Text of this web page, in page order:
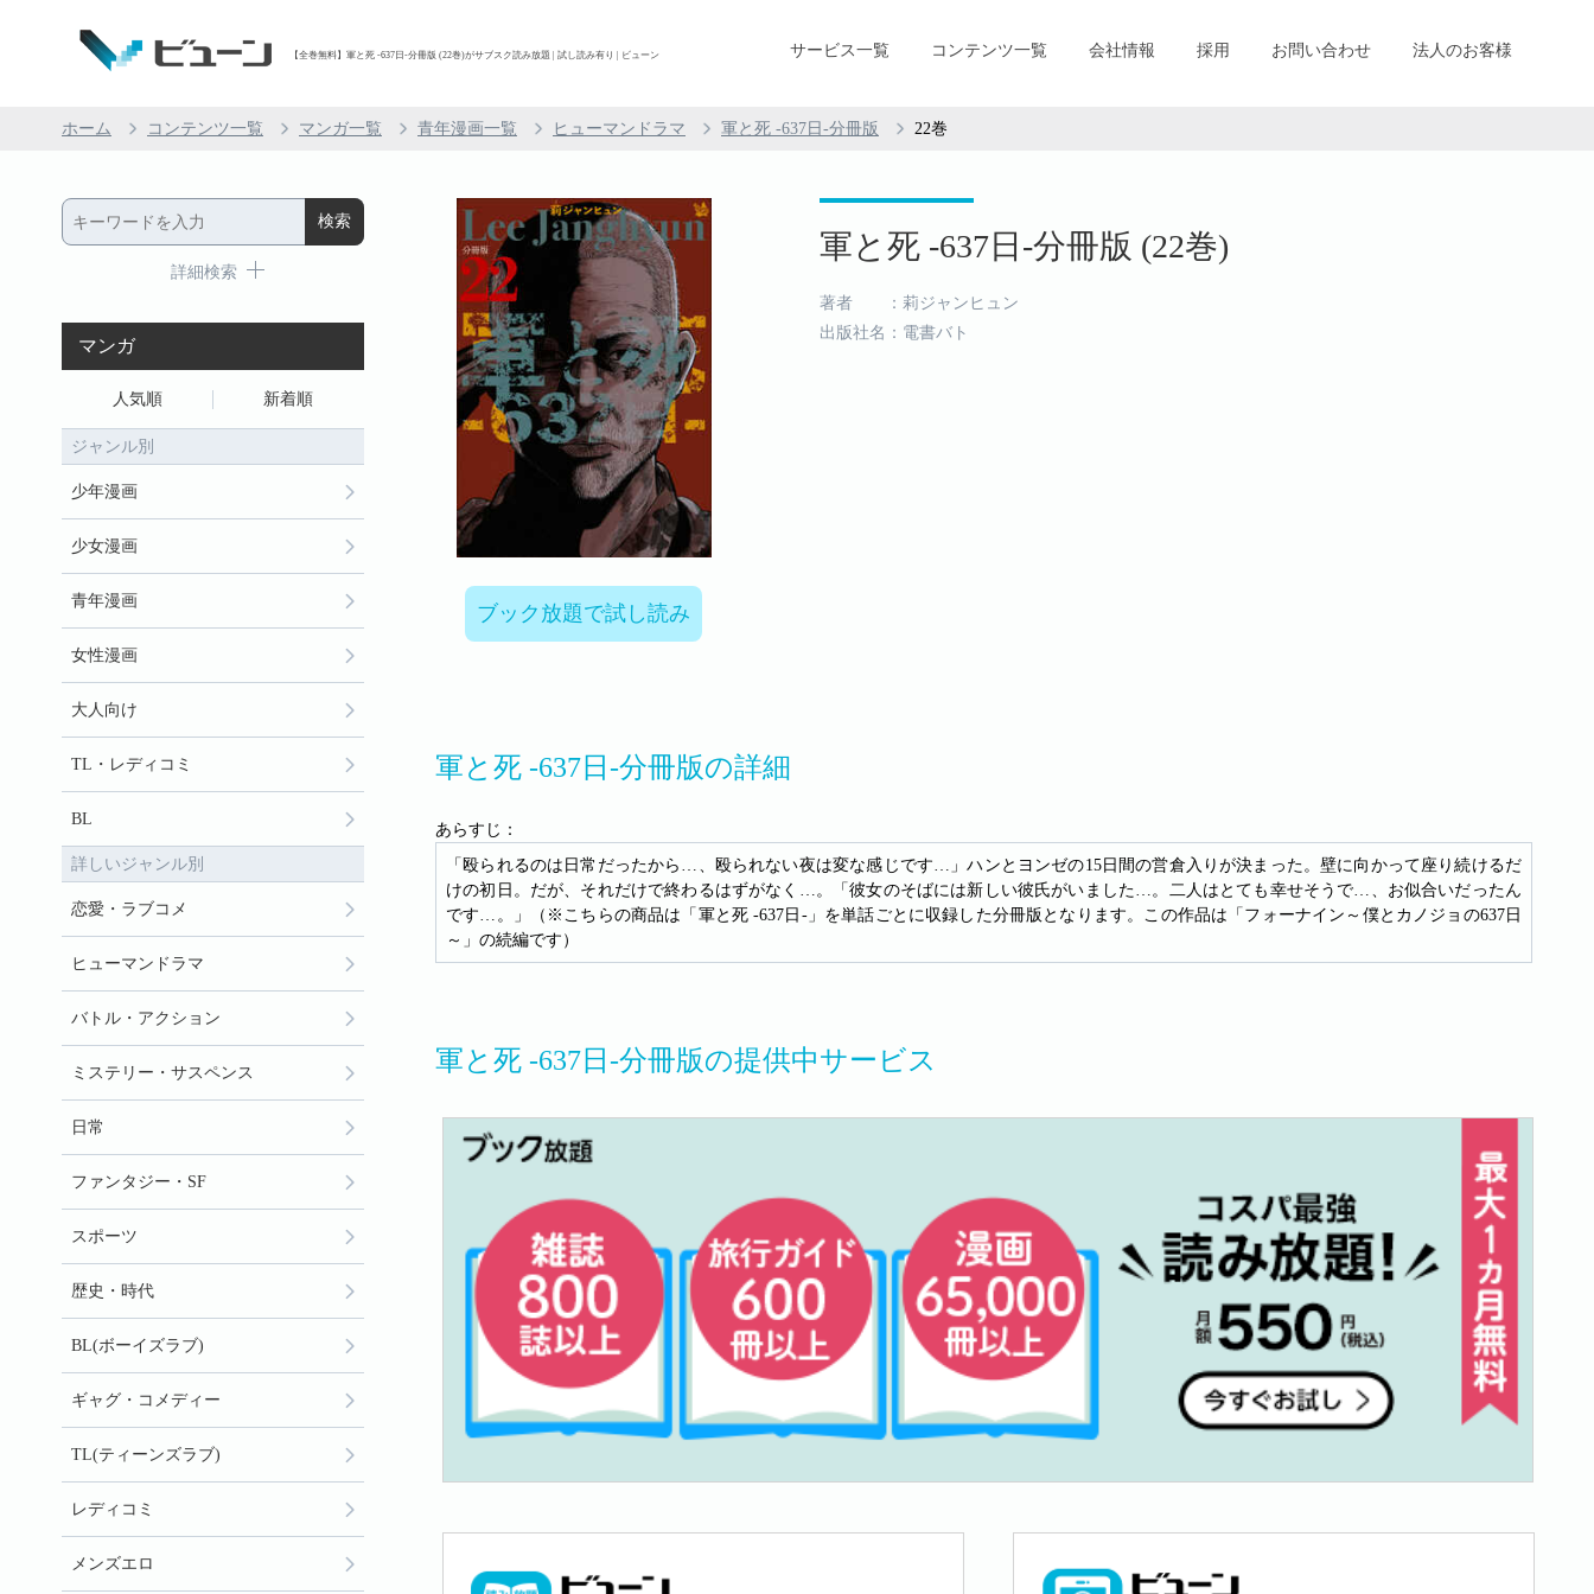
【全巻無料】軍と死 -637日-分冊版 (22巻)がサブスク読み放題 | 試し読み有り | ビューン サービス一覧 コンテンツ一覧 会社情報 採用 お問い合わせ 法人のお客様
ホーム コンテンツ一覧 マンガ一覧 青年漫画一覧 ヒューマンドラマ 軍と死 -637日-分冊版 22巻
ブック放題で試し読み
軍と死 -637日-分冊版 (22巻)
著者 ：莉ジャンヒュン
出版社名：電書バト
軍と死 -637日-分冊版の詳細
あらすじ：
「殴られるのは日常だったから…、殴られない夜は変な感じです…」ハンとヨンゼの15日間の営倉入りが決まった。壁に向かって座り続けるだ
けの初日。だが、それだけで終わるはずがなく…。「彼女のそばには新しい彼氏がいました…。二人はとても幸せそうで…、お似合いだったん
です…。」（※こちらの商品は「軍と死 -637日-」を単話ごとに収録した分冊版となります。この作品は「フォーナイン～僕とカノジョの637日
～」の続編です）
軍と死 -637日-分冊版の提供中サービス
詳細検索
マンガ
人気順 新着順
ジャンル別
少年漫画
少女漫画
青年漫画
女性漫画
大人向け
TL・レディコミ
BL
詳しいジャンル別
恋愛・ラブコメ
ヒューマンドラマ
バトル・アクション
ミステリー・サスペンス
日常
ファンタジー・SF
スポーツ
歴史・時代
BL(ボーイズラブ)
ギャグ・コメディー
TL(ティーンズラブ)
レディコミ
メンズエロ